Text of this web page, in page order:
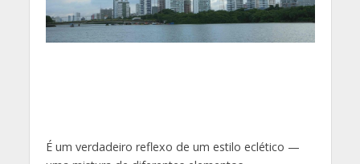
É um verdadeiro reflexo de um estilo eclético —